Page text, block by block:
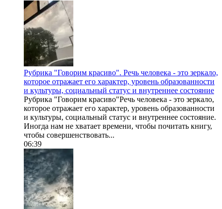
Рубрика "Говорим красиво". Речь человека - это зеркало,
которое отражает его характер, уровень образованности
и культуры, социальный статус и внутреннее состояние
Рубрика "Говорим красиво"Речь человека - это зеркало,
которое отражает его характер, уровень образованности
и культуры, социальный статус и внутреннее состояние.
Иногда нам не хватает времени, чтобы почитать книгу,
чтобы совершенствовать...
06:39